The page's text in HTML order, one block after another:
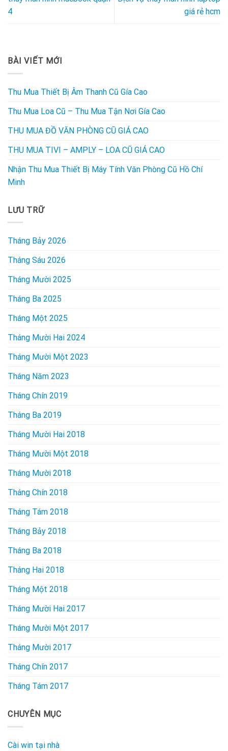
4
giá rẻ hcm
BÀI VIẾT MỚI
Thu Mua Thiết Bị Âm Thanh Cũ Gía Cao
Thu Mua Loa Cũ – Thu Mua Tận Nơi Gía Cao
THU MUA ĐỒ VĂN PHÒNG CŨ GIÁ CAO
THU MUA TIVI – AMPLY – LOA CŨ GIÁ CAO
Nhận Thu Mua Thiết Bị Máy Tính Văn Phòng Cũ Hồ Chí
Minh
LƯU TRỮ
Tháng Bảy 2026
Tháng Sáu 2026
Tháng Mười 2025
Tháng Ba 2025
Tháng Một 2025
Tháng Mười Hai 2024
Tháng Mười Một 2023
Tháng Năm 2023
Tháng Chín 2019
Tháng Ba 2019
Tháng Mười Hai 2018
Tháng Mười Một 2018
Tháng Mười 2018
Tháng Chín 2018
Tháng Tám 2018
Tháng Bảy 2018
Tháng Ba 2018
Tháng Hai 2018
Tháng Một 2018
Tháng Mười Hai 2017
Tháng Mười Một 2017
Tháng Mười 2017
Tháng Chín 2017
Tháng Tám 2017
CHUYÊN MỤC
Cài win tại nhà